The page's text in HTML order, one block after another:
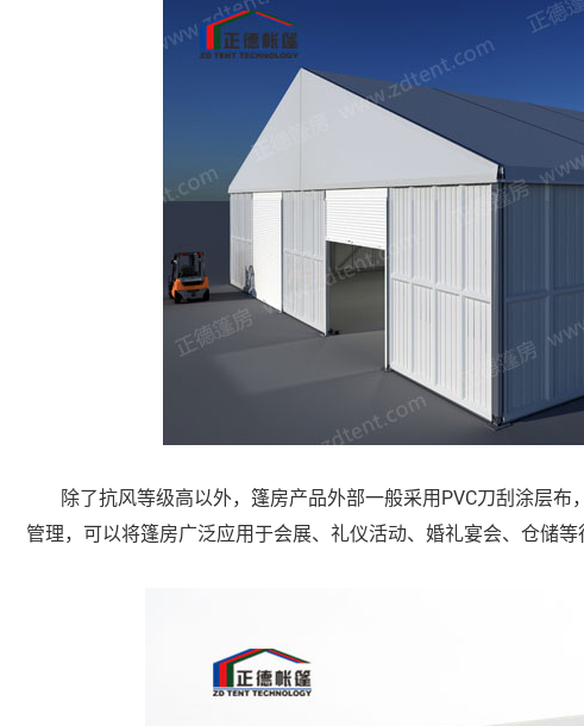
除了抗风等级高以外，篷房产品外部一般采用 PVC刀刮涂层布
管理，可以将篷房广泛应用于会展、礼仪活动、婚礼宴会、仓储等